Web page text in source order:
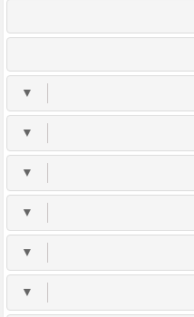
▼
▼
▼
▼
▼
▼